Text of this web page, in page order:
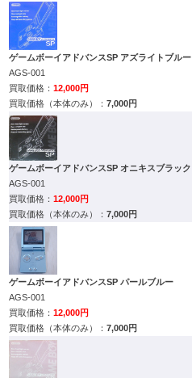
ゲームボーイアドバンスSP アズライトブルー
AGS-001
12,000円
7,000円
ゲームボーイアドバンスSP オニキスブラック
AGS-001
12,000円
7,000円
ゲームボーイアドバンスSP パールブルー
AGS-001
12,000円
7,000円